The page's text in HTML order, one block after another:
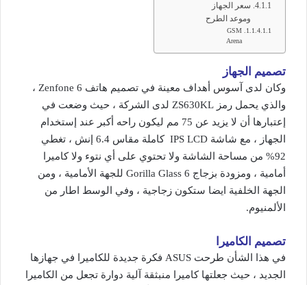
سعر الجهاز
وموعد الطرح
GSM
Arena
تصميم الجهاز
وكان لدى آسوس أهداف معينة في تصميم هاتف Zenfone 6 ،
والذي يحمل رمز ZS630KL لدى الشركة ، حيث وضعت في
إعتبارها أن لا يزيد عن 75 مم ليكون راحه أكبر عند إستخدام
الجهاز ، مع شاشة IPS LCD كاملة مقاس 6.4 إنش ، تغطي
92% من مساحة الشاشة ولا تحتوي على أي نتوء ولا كاميرا
أمامية ، ومزودة بزجاج Gorilla Glass 6 للجهة الأمامية ، ومن
الجهة الخلفية ايضا ستكون زجاجية ، وفي الوسط اطار من
الألمنيوم.
تصميم الكاميرا
في هذا الشأن طرحت ASUS فكرة جديدة للكاميرا في جهازها
الجديد ، حيث جعلتها كاميرا منبثقة آلية دوارة تجعل من الكاميرا